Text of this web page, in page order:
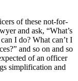
of these not-for-
and ask, “What’s
I do? What can’t I
and so on and so
of an officer
simplification and